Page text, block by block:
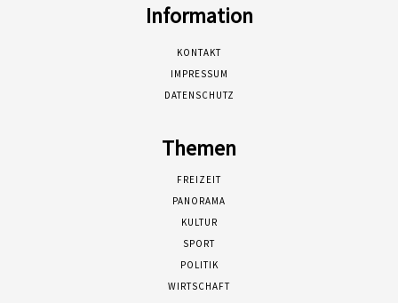
Information
KONTAKT
IMPRESSUM
DATENSCHUTZ
Themen
FREIZEIT
PANORAMA
KULTUR
SPORT
POLITIK
WIRTSCHAFT